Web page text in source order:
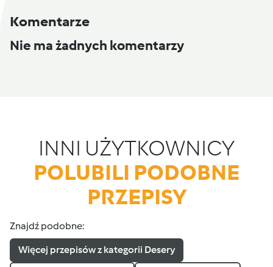
Komentarze
Nie ma żadnych komentarzy
INNI UŻYTKOWNICY
POLUBILI PODOBNE
PRZEPISY
Znajdź podobne:
Więcej przepisów z kategorii Desery